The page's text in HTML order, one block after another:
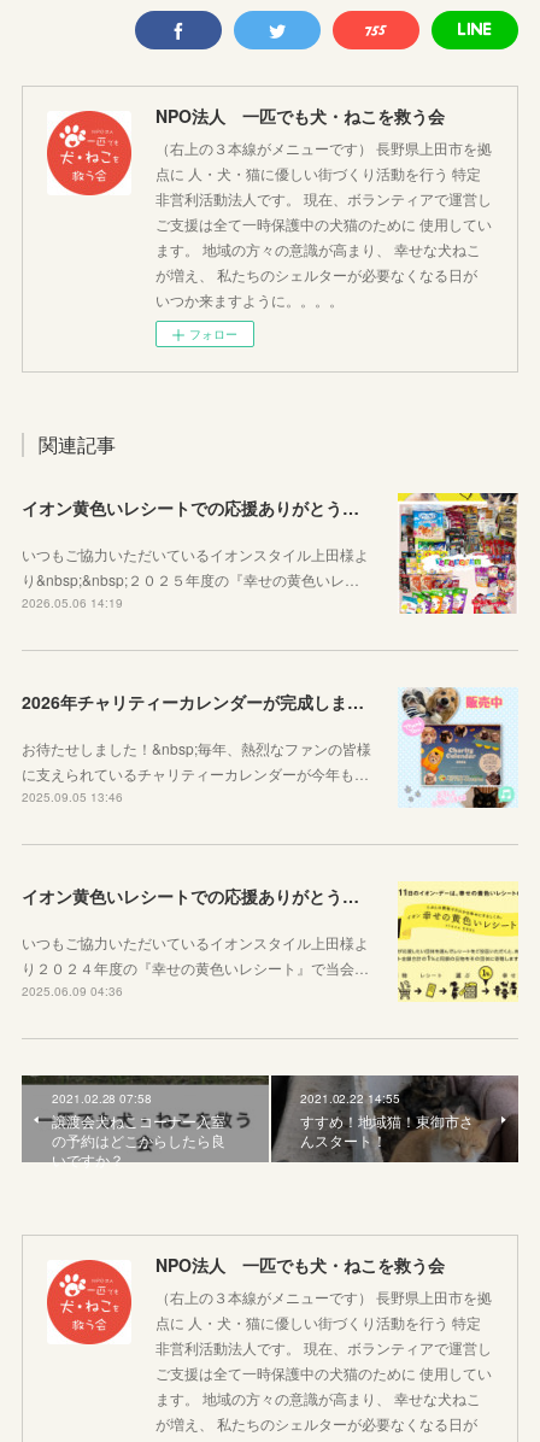
NPO法人 一匹でも犬・ねこを救う会
（右上の３本線がメニューです） 長野県上田市を拠
点に 人・犬・猫に優しい街づくり活動を行う 特定
非営利活動法人です。 現在、ボランティアで運営し
ご支援は全て一時保護中の犬猫のために 使用してい
ます。 地域の方々の意識が高まり、 幸せな犬ねこ
が増え、 私たちのシェルターが必要なくなる日が
いつか来ますように。。。。
フォロー
関連記事
イオン黄色いレシートでの応援ありがとうございました
いつもご協力いただいているイオンスタイル上田様よ
り&nbsp;&nbsp;２０２５年度の『幸せの黄色いレ…
2026.05.06 14:19
2026年チャリティーカレンダーが完成しました！
お待たせしました！&nbsp;毎年、熱烈なファンの皆様
に支えられているチャリティーカレンダーが今年も…
2025.09.05 13:46
イオン黄色いレシートでの応援ありがとうございました
いつもご協力いただいているイオンスタイル上田様よ
り２０２４年度の『幸せの黄色いレシート』で当会…
2025.06.09 04:36
2021.02.28 07:58
譲渡会犬ねこコーナー入室
の予約はどこからしたら良
いですか？
2021.02.22 14:55
すすめ！地域猫！東御市さ
んスタート！
NPO法人 一匹でも犬・ねこを救う会
（右上の３本線がメニューです） 長野県上田市を拠
点に 人・犬・猫に優しい街づくり活動を行う 特定
非営利活動法人です。 現在、ボランティアで運営し
ご支援は全て一時保護中の犬猫のために 使用してい
ます。 地域の方々の意識が高まり、 幸せな犬ねこ
が増え、 私たちのシェルターが必要なくなる日が